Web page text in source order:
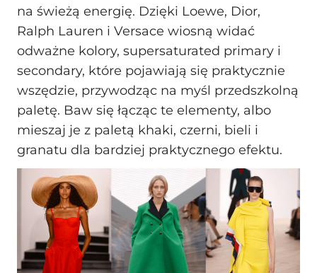
na świeżą energię. Dzięki Loewe, Dior,
Ralph Lauren i Versace wiosną widać
odważne kolory, supersaturated primary i
secondary, które pojawiają się praktycznie
wszędzie, przywodząc na myśl przedszkolną
paletę. Baw się łącząc te elementy, albo
mieszaj je z paletą khaki, czerni, bieli i
granatu dla bardziej praktycznego efektu.